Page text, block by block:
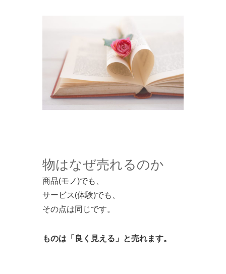
物はなぜ売れるのか
商品(モノ)でも、
サービス(体験)でも、
その点は同じです。
ものは「良く見える」と売れます。